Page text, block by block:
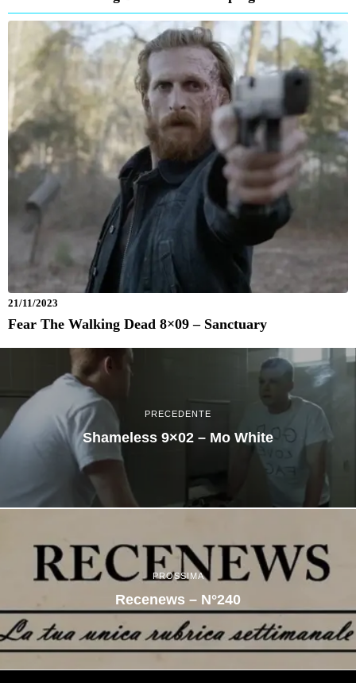
21/11/2023
Fear The Walking Dead 8×09 – Sanctuary
PRECEDENTE
Shameless 9×02 – Mo White
PROSSIMA
Recenews – N°240